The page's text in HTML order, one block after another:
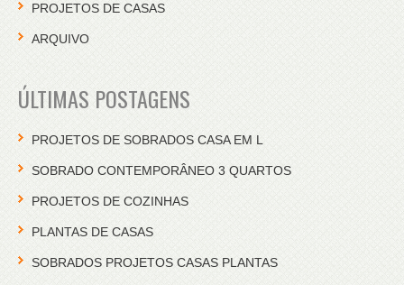
PROJETOS DE CASAS
ARQUIVO
ÚLTIMAS POSTAGENS
PROJETOS DE SOBRADOS CASA EM L
SOBRADO CONTEMPORÂNEO 3 QUARTOS
PROJETOS DE COZINHAS
PLANTAS DE CASAS
SOBRADOS PROJETOS CASAS PLANTAS